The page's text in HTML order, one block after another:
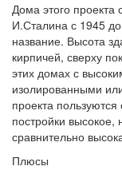
Дома этого проекта
И.Сталина с 1945
название. Высота
кирпичей, сверху
этих домах с
изолированными
проекта
постройки
сравнительно
Плюсы